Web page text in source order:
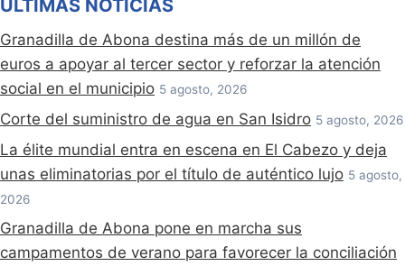
ÚLTIMAS NOTICIAS
Granadilla de Abona destina más de un millón de
euros a apoyar al tercer sector y reforzar la atención
social en el municipio 5 agosto, 2026
Corte del suministro de agua en San Isidro 5 agosto, 2026
La élite mundial entra en escena en El Cabezo y deja
unas eliminatorias por el título de auténtico lujo 5 agosto,
2026
Granadilla de Abona pone en marcha sus
campamentos de verano para favorecer la conciliación